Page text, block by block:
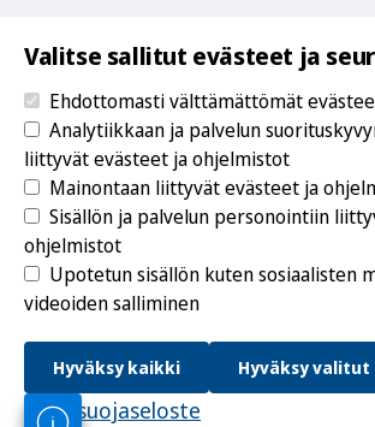
Valitse sallitut evästeet ja
Ehdottomasti välttämättömät
Analytiikkaan ja palvelun
liittyvät evästeet ja ohjelmistot
Mainontaan liittyvät evästeet ja
Sisällön ja palvelun personointiin
ohjelmistot
Upotetun sisällön kuten sosiaalisten
videoiden salliminen
Hyväksy kaikki Hyväksy valitut
Tietosuojaseloste